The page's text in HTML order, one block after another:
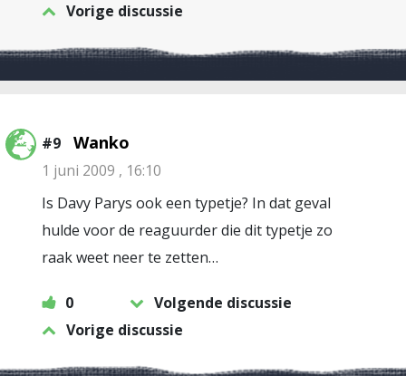
Vorige discussie
#9 Wanko
1 juni 2009 , 16:10
Is Davy Parys ook een typetje? In dat geval
hulde voor de reaguurder die dit typetje zo
raak weet neer te zetten…
0
Volgende discussie
Vorige discussie